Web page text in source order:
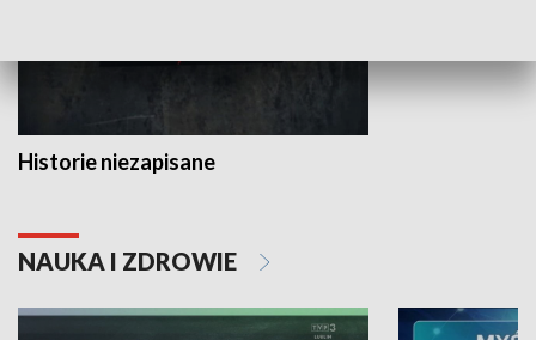
Historie niezapisane
NAUKA I ZDROWIE